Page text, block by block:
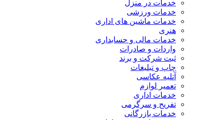
خدمات در منزل
خدمات ورزشی
خدمات ماشین های اداری
هنری
خدمات مالی و حسابداری
واردات و صادرات
ثبت شرکت و برند
چاپ و تبلیغات
آتلیه عکاسی
تعمیر لوازم
خدمات اداری
تفریح و سرگرمی
خدمات بازرگانی